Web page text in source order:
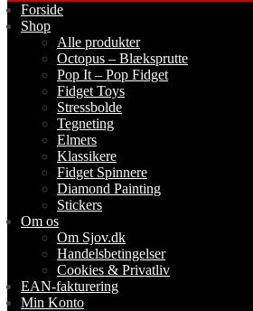
Forside
Shop
Alle produkter
Octopus – Blæksprutte
Pop It – Pop Fidget
Fidget Toys
Stressbolde
Tegneting
Elmers
Klassikere
Fidget Spinnere
Diamond Painting
Stickers
Om os
Om Sjov.dk
Handelsbetingelser
Cookies & Privatliv
EAN-fakturering
Min Konto